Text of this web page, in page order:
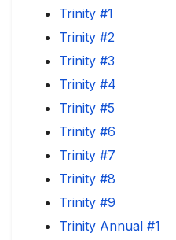
Trinity #1
Trinity #2
Trinity #3
Trinity #4
Trinity #5
Trinity #6
Trinity #7
Trinity #8
Trinity #9
Trinity Annual #1